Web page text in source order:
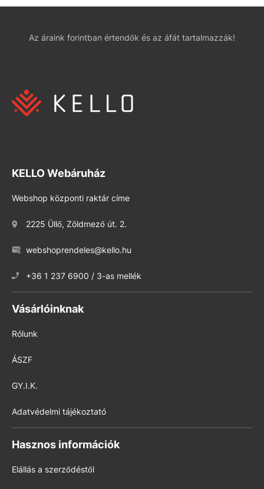
Az áraink forintban értendők és az áfát tartalmazzák!
KELLO Webáruház
Webshop központi raktár címe
2225 Üllő, Zöldmező út. 2.
webshoprendeles@kello.hu
+36 1 237 6900 / 3-as mellék
Vásárlóinknak
Rólunk
ÁSZF
GY.I.K.
Adatvédelmi tájékoztató
Hasznos információk
Elállás a szerződéstől